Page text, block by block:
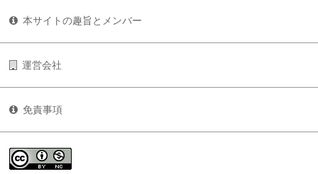
本サイトの趣旨とメンバー
運営会社
免責事項